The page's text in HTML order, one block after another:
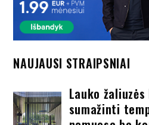
NAUJAUSI STRAIPSNIAI
Lauko
sumažinti